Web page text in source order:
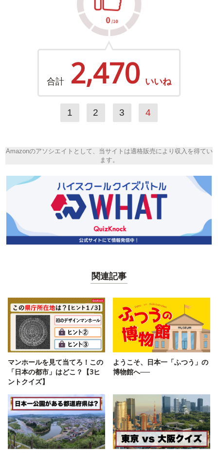
合計 2,470 いいね
1 2 3 4
Amazonのアソシエイトとして、当サイトは適格販売により収入を得てい
ます。
関連記事
マンホールを見て当てろ！この
「日本の都市」はどこ？【3ヒ
ントクイズ】
ようこそ、日本一「ふつう」の
博物館へ──